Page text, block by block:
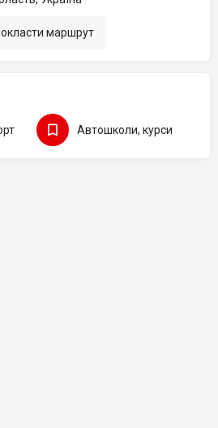
маршрут
Автошколи, курси